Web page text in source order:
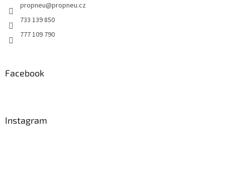
propneu@propneu.cz
733 139 850
777 109 790
Facebook
Instagram